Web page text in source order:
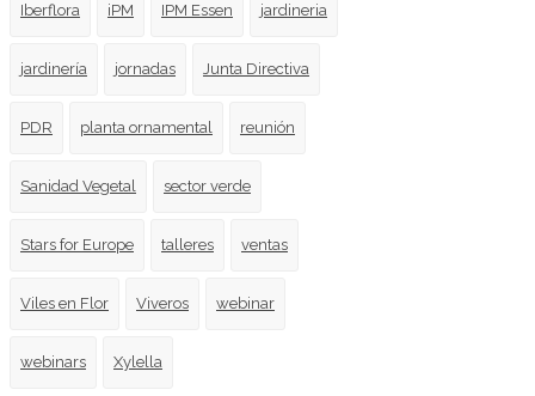
Iberflora iPM IPM Essen jardineria
jardinería jornadas Junta Directiva
PDR planta ornamental reunión
Sanidad Vegetal sector verde
Stars for Europe talleres ventas
Viles en Flor Viveros webinar
webinars Xylella